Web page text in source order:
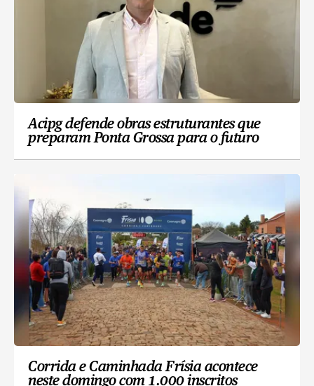
Acipg defende obras estruturantes que
preparam Ponta Grossa para o futuro
Corrida e Caminhada Frísia acontece
neste domingo com 1.000 inscritos